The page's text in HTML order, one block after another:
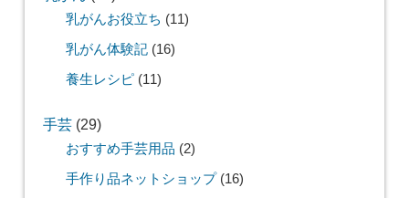
乳がんお役立ち (11)
乳がん体験記(16)
養生レシピ(11)
手芸(29)
おすすめ手芸用品 (2)
手作り品ネットショップ(16)